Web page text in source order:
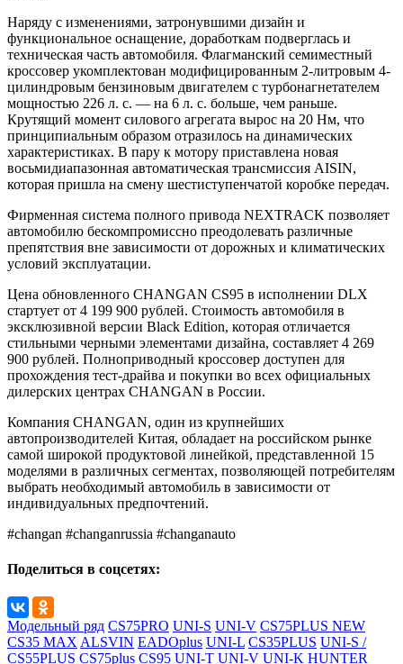
Наряду с изменениями, затронувшими дизайн и
функциональное оснащение, доработкам подверглась и
техническая часть автомобиля. Флагманский семиместный
кроссовер укомплектован модифицированным 2-литровым 4-
цилиндровым бензиновым двигателем с турбонагнетателем
мощностью 226 л. с. — на 6 л. с. больше, чем раньше.
Крутящий момент силового агрегата вырос на 20 Нм, что
принципиальным образом отразилось на динамических
характеристиках. В пару к мотору приставлена новая
восьмидиапазонная автоматическая трансмиссия AISIN,
которая пришла на смену шестиступенчатой коробке передач.
Фирменная система полного привода NEXTRACK позволяет
автомобилю бескомпромиссно преодолевать различные
препятствия вне зависимости от дорожных и климатических
условий эксплуатации.
Цена обновленного CHANGAN CS95 в исполнении DLX
стартует от 4 199 900 рублей. Стоимость автомобиля в
эксклюзивной версии Black Edition, которая отличается
стильными черными элементами дизайна, составляет 4 269
900 рублей. Полноприводный кроссовер доступен для
прохождения тест-драйва и покупки во всех официальных
дилерских центрах CHANGAN в России.
Компания CHANGAN, один из крупнейших
автопроизводителей Китая, обладает на российском рынке
самой широкой продуктовой линейкой, представленной 15
моделями в различных сегментах, позволяющей потребителям
выбрать необходимый автомобиль в зависимости от
индивидуальных предпочтений.
#changan #changanrussia #changanauto
Поделиться в соцсетях:
Модельный ряд CS75PRO UNI-S UNI-V CS75PLUS NEW
CS35 MAX ALSVIN EADOplus UNI-L CS35PLUS UNI-S /
CS55PLUS CS75plus CS95 UNI-T UNI-V UNI-K HUNTER